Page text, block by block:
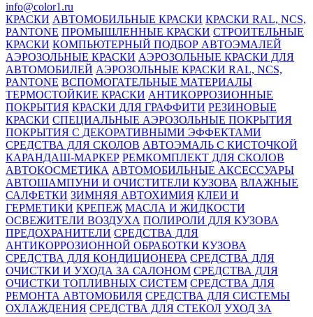
info@color1.ru
КРАСКИ АВТОМОБИЛЬНЫЕ КРАСКИ КРАСКИ RAL, NCS,
PANTONE ПРОМЫШЛЕННЫЕ КРАСКИ СТРОИТЕЛЬНЫЕ
КРАСКИ КОМПЬЮТЕРНЫЙ ПОДБОР АВТОЭМАЛЕЙ
АЭРОЗОЛЬНЫЕ КРАСКИ АЭРОЗОЛЬНЫЕ КРАСКИ ДЛЯ
АВТОМОБИЛЕЙ АЭРОЗОЛЬНЫЕ КРАСКИ RAL, NCS,
PANTONE ВСПОМОГАТЕЛЬНЫЕ МАТЕРИАЛЫ
ТЕРМОСТОЙКИЕ КРАСКИ АНТИКОРРОЗИОННЫЕ
ПОКРЫТИЯ КРАСКИ ДЛЯ ГРАФФИТИ РЕЗИНОВЫЕ
КРАСКИ СПЕЦИАЛЬНЫЕ АЭРОЗОЛЬНЫЕ ПОКРЫТИЯ
ПОКРЫТИЯ С ДЕКОРАТИВНЫМИ ЭФФЕКТАМИ
СРЕДСТВА ДЛЯ СКОЛОВ АВТОЭМАЛЬ С КИСТОЧКОЙ
КАРАНДАШ-МАРКЕР РЕМКОМПЛЕКТ ДЛЯ СКОЛОВ
АВТОКОСМЕТИКА АВТОМОБИЛЬНЫЕ АКСЕССУАРЫ
АВТОШАМПУНИ И ОЧИСТИТЕЛИ КУЗОВА ВЛАЖНЫЕ
САЛФЕТКИ ЗИМНЯЯ АВТОХИМИЯ КЛЕИ И
ГЕРМЕТИКИ КРЕПЕЖ МАСЛА И ЖИДКОСТИ
ОСВЕЖИТЕЛИ ВОЗДУХА ПОЛИРОЛИ ДЛЯ КУЗОВА
ПРЕДОХРАНИТЕЛИ СРЕДСТВА ДЛЯ
АНТИКОРРОЗИОННОЙ ОБРАБОТКИ КУЗОВА
СРЕДСТВА ДЛЯ КОНДИЦИОНЕРА СРЕДСТВА ДЛЯ
ОЧИСТКИ И УХОДА ЗА САЛОНОМ СРЕДСТВА ДЛЯ
ОЧИСТКИ ТОПЛИВНЫХ СИСТЕМ СРЕДСТВА ДЛЯ
РЕМОНТА АВТОМОБИЛЯ СРЕДСТВА ДЛЯ СИСТЕМЫ
ОХЛАЖДЕНИЯ СРЕДСТВА ДЛЯ СТЕКОЛ УХОД ЗА